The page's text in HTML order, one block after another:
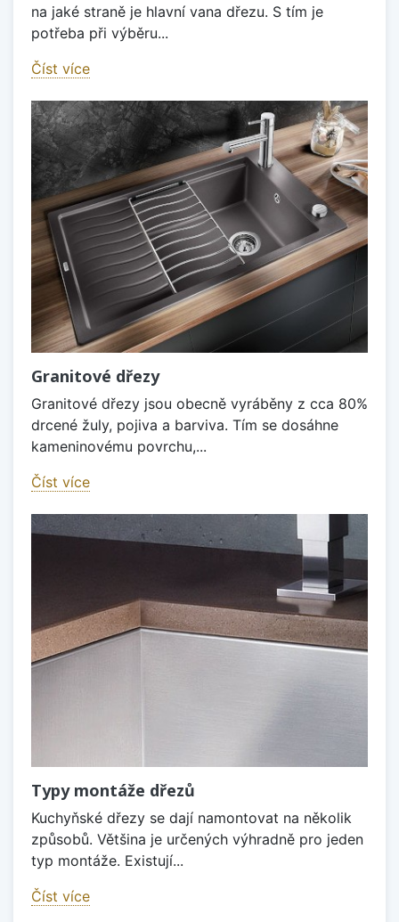
na jaké straně je hlavní vana dřezu. S tím je
potřeba při výběru...
Číst více
Granitové dřezy
Granitové dřezy jsou obecně vyráběny z cca 80%
drcené žuly, pojiva a barviva. Tím se dosáhne
kameninovému povrchu,...
Číst více
Typy montáže dřezů
Kuchyňské dřezy se dají namontovat na několik
způsobů. Většina je určených výhradně pro jeden
typ montáže. Existují...
Číst více